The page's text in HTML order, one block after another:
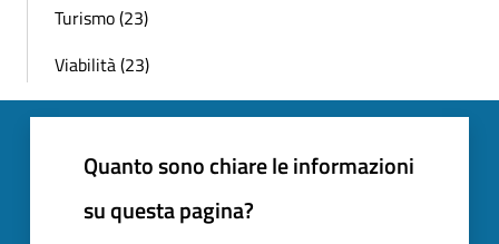
Turismo (23)
Viabilità (23)
Quanto sono chiare le informazioni
su questa pagina?